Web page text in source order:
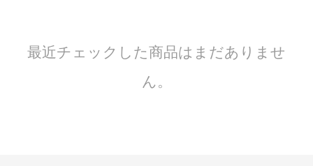
最近チェックした商品はまだありませ
ん。